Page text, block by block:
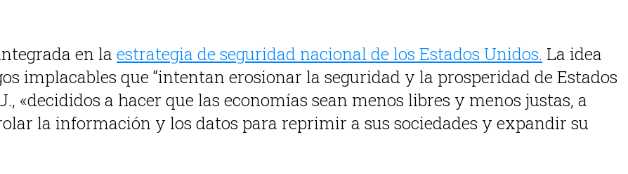
en la estrategia de seguridad nacional de los Estados Unidos. La idea
implacables que “intentan erosionar la seguridad y la prosperidad de Estados
«decididos a hacer que las economías sean menos libres y menos justas, a
la información y los datos para reprimir a sus sociedades y expandir su